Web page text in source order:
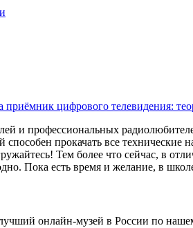
цифрового телевидения:
и профессиональных
прокачать все
Тем более что сейчас, в
Пока есть время и желание, в
онлайн-музей в России по